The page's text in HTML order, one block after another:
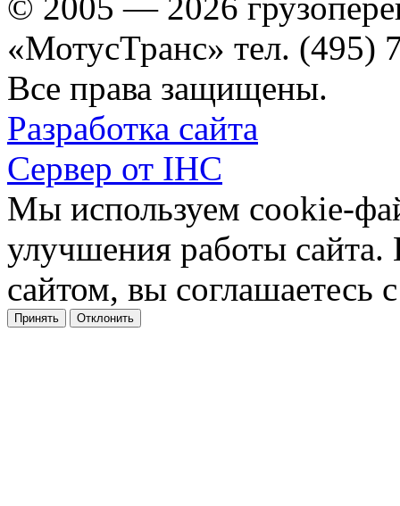
«МотусТранс» тел. (495)
Все права защищены.
Разработка сайта
Сервер от IHC
Мы используем cookie-
улучшения работы сайта.
сайтом, вы соглашаетесь
Принять Отклонить